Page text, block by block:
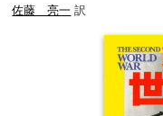
佐藤 亮一 訳